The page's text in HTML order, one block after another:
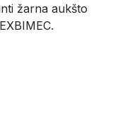
žarna aukšto